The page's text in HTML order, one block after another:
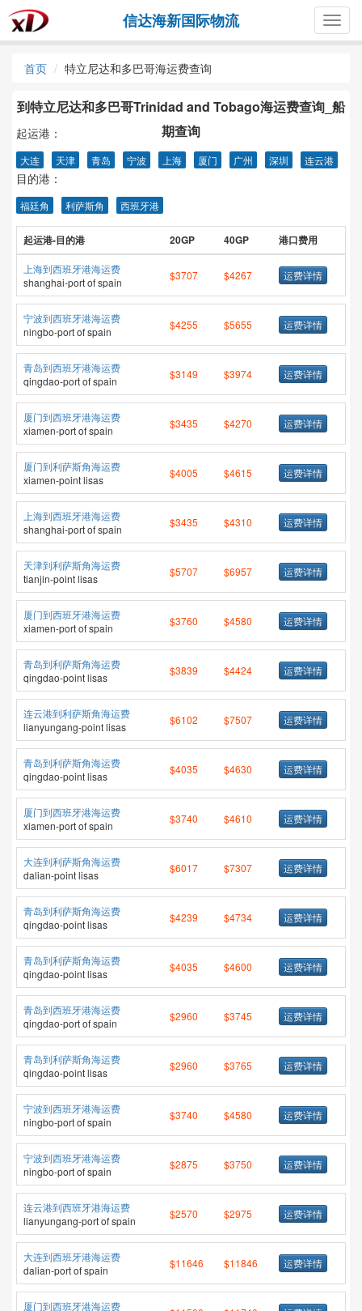
信达海新国际物流
首页 特立尼达和多巴哥海运费查询
到特立尼达和多巴哥Trinidad and Tobago海运费查询_船
期查询
起运港：
大连 天津 青岛 宁波 上海 厦门 广州 深圳 连云港
目的港：
福廷角 利萨斯角 西班牙港
起运港-目的港 20GP 40GP 港口费用
上海到西班牙港海运费
shanghai-port of spain
$3707 $4267 运费详情
宁波到西班牙港海运费
ningbo-port of spain
$4255 $5655 运费详情
青岛到西班牙港海运费
qingdao-port of spain
$3149 $3974 运费详情
厦门到西班牙港海运费
xiamen-port of spain
$3435 $4270 运费详情
厦门到利萨斯角海运费
xiamen-point lisas
$4005 $4615 运费详情
上海到西班牙港海运费
shanghai-port of spain
$3435 $4310 运费详情
天津到利萨斯角海运费
tianjin-point lisas
$5707 $6957 运费详情
厦门到西班牙港海运费
xiamen-port of spain
$3760 $4580 运费详情
青岛到利萨斯角海运费
qingdao-point lisas
$3839 $4424 运费详情
连云港到利萨斯角海运费
lianyungang-point lisas
$6102 $7507 运费详情
青岛到利萨斯角海运费
qingdao-point lisas
$4035 $4630 运费详情
厦门到西班牙港海运费
xiamen-port of spain
$3740 $4610 运费详情
大连到利萨斯角海运费
dalian-point lisas
$6017 $7307 运费详情
青岛到利萨斯角海运费
qingdao-point lisas
$4239 $4734 运费详情
青岛到利萨斯角海运费
qingdao-point lisas
$4035 $4600 运费详情
青岛到西班牙港海运费
qingdao-port of spain
$2960 $3745 运费详情
青岛到利萨斯角海运费
qingdao-point lisas
$2960 $3765 运费详情
宁波到西班牙港海运费
ningbo-port of spain
$3740 $4580 运费详情
宁波到西班牙港海运费
ningbo-port of spain
$2875 $3750 运费详情
连云港到西班牙港海运费
lianyungang-port of spain
$2570 $2975 运费详情
大连到西班牙港海运费
dalian-port of spain
$11646 $11846 运费详情
厦门到西班牙港海运费